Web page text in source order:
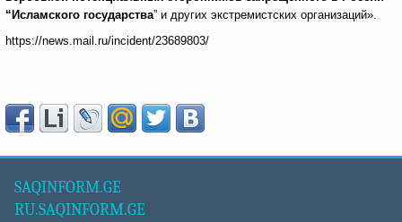
“Исламского государства” и других экстремистских организаций».
https://news.mail.ru/incident/23689803/
SAQINFORM.GE
RU.SAQINFORM.GE